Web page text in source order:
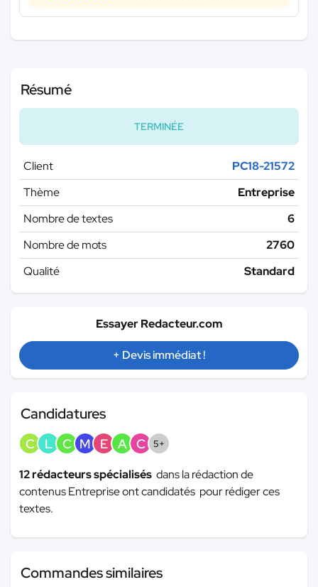
Résumé
TERMINÉE
Client
PC18-21572
Thème
Entreprise
Nombre de textes
6
Nombre de mots
2760
Qualité
Standard
Essayer Redacteur.com
+ Devis immédiat !
Candidatures
C L C M E A C 5+
12 rédacteurs spécialisés dans la rédaction de
contenus Entreprise ont candidatés pour rédiger ces
textes.
Commandes similaires